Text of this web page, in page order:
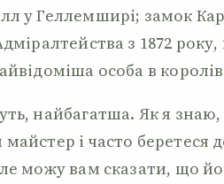
у Геллемширі; замок
з 1872 року,
особа в
найбагатша. Як я знаю,
і часто беретеся
можу вам сказати, що